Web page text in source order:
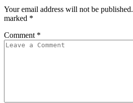
Your email address will not be published.
marked *
Comment *